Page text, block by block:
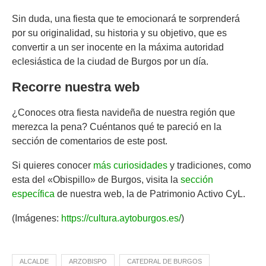
Sin duda, una fiesta que te emocionará te sorprenderá
por su originalidad, su historia y su objetivo, que es
convertir a un ser inocente en la máxima autoridad
eclesiástica de la ciudad de Burgos por un día.
Recorre nuestra web
¿Conoces otra fiesta navideña de nuestra región que
merezca la pena? Cuéntanos qué te pareció en la
sección de comentarios de este post.
Si quieres conocer más curiosidades y tradiciones, como
esta del «Obispillo» de Burgos, visita la sección
específica de nuestra web, la de Patrimonio Activo CyL.
(Imágenes: https://cultura.aytoburgos.es/)
ALCALDE ARZOBISPO CATEDRAL DE BURGOS